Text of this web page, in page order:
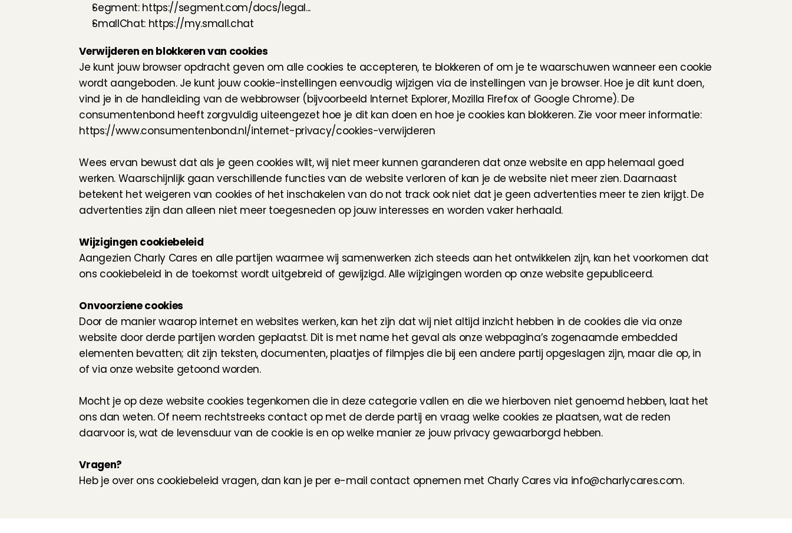
Segment: https://segment.com/docs/legal...
SmallChat: https://my.small.chat
Verwijderen en blokkeren van cookies
Je kunt jouw browser opdracht geven om alle cookies te accepteren, te blokkeren of om je te waarschuwen wanneer een cookie
wordt aangeboden. Je kunt jouw cookie-instellingen eenvoudig wijzigen via de instellingen van je browser. Hoe je dit kunt doen,
vind je in de handleiding van de webbrowser (bijvoorbeeld Internet Explorer, Mozilla Firefox of Google Chrome). De
consumentenbond heeft zorgvuldig uiteengezet hoe je dit kan doen en hoe je cookies kan blokkeren. Zie voor meer informatie:
https://www.consumentenbond.nl/internet-privacy/cookies-verwijderen
Wees ervan bewust dat als je geen cookies wilt, wij niet meer kunnen garanderen dat onze website en app helemaal goed
werken. Waarschijnlijk gaan verschillende functies van de website verloren of kan je de website niet meer zien. Daarnaast
betekent het weigeren van cookies of het inschakelen van do not track ook niet dat je geen advertenties meer te zien krijgt. De
advertenties zijn dan alleen niet meer toegesneden op jouw interesses en worden vaker herhaald.
Wijzigingen cookiebeleid
Aangezien Charly Cares en alle partijen waarmee wij samenwerken zich steeds aan het ontwikkelen zijn, kan het voorkomen dat
ons cookiebeleid in de toekomst wordt uitgebreid of gewijzigd. Alle wijzigingen worden op onze website gepubliceerd.
Onvoorziene cookies
Door de manier waarop internet en websites werken, kan het zijn dat wij niet altijd inzicht hebben in de cookies die via onze
website door derde partijen worden geplaatst. Dit is met name het geval als onze webpagina’s zogenaamde embedded
elementen bevatten; dit zijn teksten, documenten, plaatjes of filmpjes die bij een andere partij opgeslagen zijn, maar die op, in
of via onze website getoond worden.
Mocht je op deze website cookies tegenkomen die in deze categorie vallen en die we hierboven niet genoemd hebben, laat het
ons dan weten. Of neem rechtstreeks contact op met de derde partij en vraag welke cookies ze plaatsen, wat de reden
daarvoor is, wat de levensduur van de cookie is en op welke manier ze jouw privacy gewaarborgd hebben.
Vragen?
Heb je over ons cookiebeleid vragen, dan kan je per e-mail contact opnemen met Charly Cares via info@charlycares.com.